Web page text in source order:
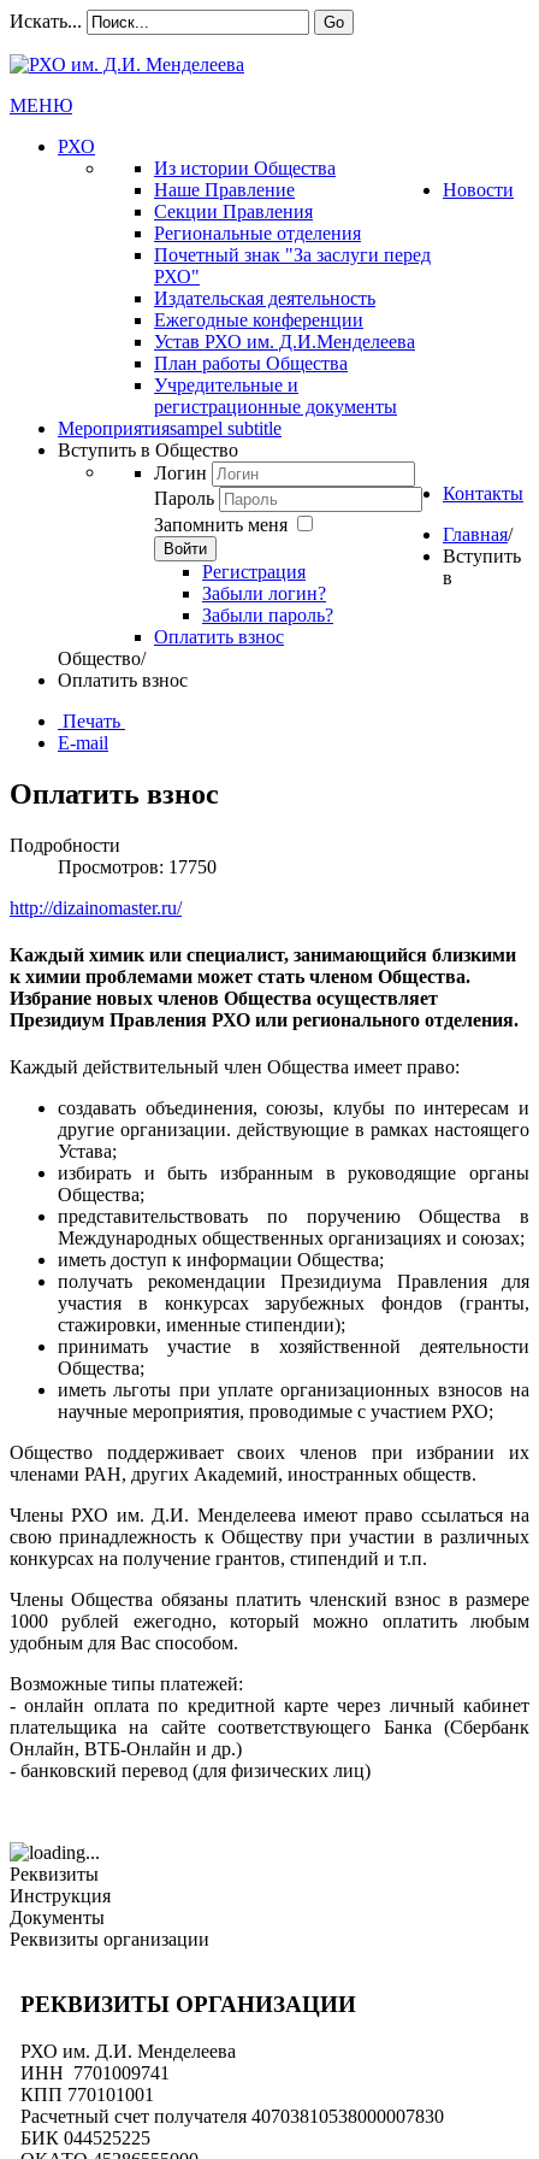
Искать... Go
МЕНЮ
РХО
Из истории Общества
Наше Правление
Секции Правления
Региональные отделения
Почетный знак "За заслуги перед
РХО"
Издательская деятельность
Ежегодные конференции
Устав РХО им. Д.И.Менделеева
План работы Общества
Учредительные и
регистрационные документы
Новости
Мероприятияsampel subtitle
Вступить в Общество
Логин
Пароль
Запомнить меня
Войти
Регистрация
Забыли логин?
Забыли пароль?
Оплатить взнос
Контакты
Главная/
Вступить
в
Общество/
Оплатить взнос
Печать
E-mail
Оплатить взнос
Подробности
Просмотров: 17750
http://dizainomaster.ru/
Каждый химик или специалист, занимающийся близкими
к химии проблемами может стать членом Общества.
Избрание новых членов Общества осуществляет
Президиум Правления РХО или регионального отделения.
Каждый действительный член Общества имеет право:
создавать объединения, союзы, клубы по интересам и
другие организации. действующие в рамках настоящего
Устава;
избирать и быть избранным в руководящие органы
Общества;
представительствовать по поручению Общества в
Международных общественных организациях и союзах;
иметь доступ к информации Общества;
получать рекомендации Президиума Правления для
участия в конкурсах зарубежных фондов (гранты,
стажировки, именные стипендии);
принимать участие в хозяйственной деятельности
Общества;
иметь льготы при уплате организационных взносов на
научные мероприятия, проводимые с участием РХО;
Общество поддерживает своих членов при избрании их
членами РАН, других Академий, иностранных обществ.
Члены РХО им. Д.И. Менделеева имеют право ссылаться на
свою принадлежность к Обществу при участии в различных
конкурсах на получение грантов, стипендий и т.п.
Члены Общества обязаны платить членский взнос в размере
1000 рублей ежегодно, который можно оплатить любым
удобным для Вас способом.
Возможные типы платежей:
- онлайн оплата по кредитной карте через личный кабинет
плательщика на сайте соответствующего Банка (Сбербанк
Онлайн, ВТБ-Онлайн и др.)
- банковский перевод (для физических лиц)
Реквизиты
Инструкция
Документы
Реквизиты организации
РЕКВИЗИТЫ ОРГАНИЗАЦИИ
РХО им. Д.И. Менделеева
ИНН 7701009741
КПП 770101001
Расчетный счет получателя 40703810538000007830
БИК 044525225